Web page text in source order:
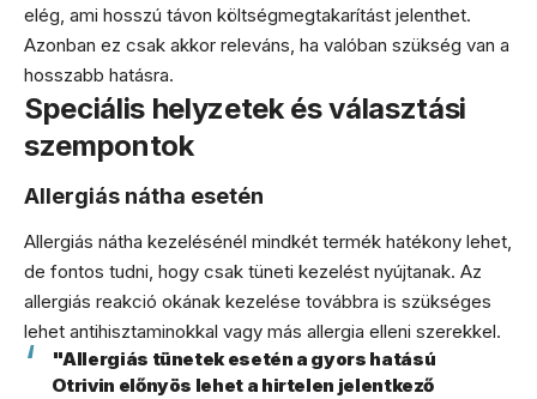
elég, ami hosszú távon költségmegtakarítást jelenthet.
Azonban ez csak akkor releváns, ha valóban szükség van a
hosszabb hatásra.
Speciális helyzetek és választási
szempontok
Allergiás nátha esetén
Allergiás nátha kezelésénél mindkét termék hatékony lehet,
de fontos tudni, hogy csak tüneti kezelést nyújtanak. Az
allergiás reakció okának kezelése továbbra is szükséges
lehet antihisztaminokkal vagy más allergia elleni szerekkel.
"Allergiás tünetek esetén a gyors hatású
Otrivin előnyös lehet a hirtelen jelentkező